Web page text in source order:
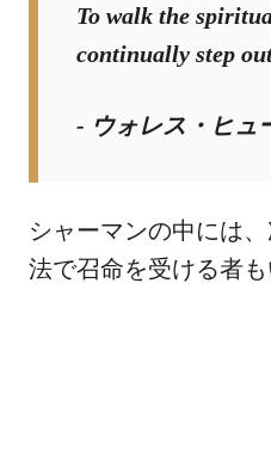
To walk the
continually step
- ウォレス・ヒュ
シャーマンの中には
法で召命を受ける者も